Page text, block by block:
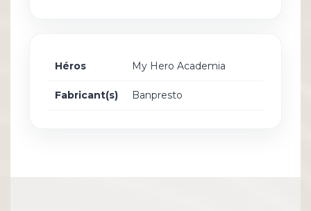
Héros My Hero Academia
Fabricant(s) Banpresto